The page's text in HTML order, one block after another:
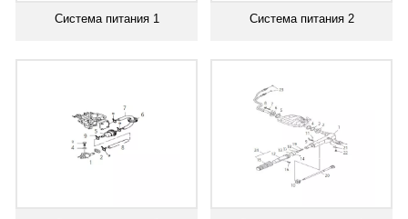
Система питания 1 Система питания 2